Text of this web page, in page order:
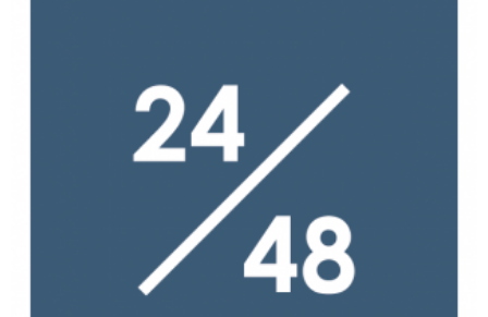
Notre croissance